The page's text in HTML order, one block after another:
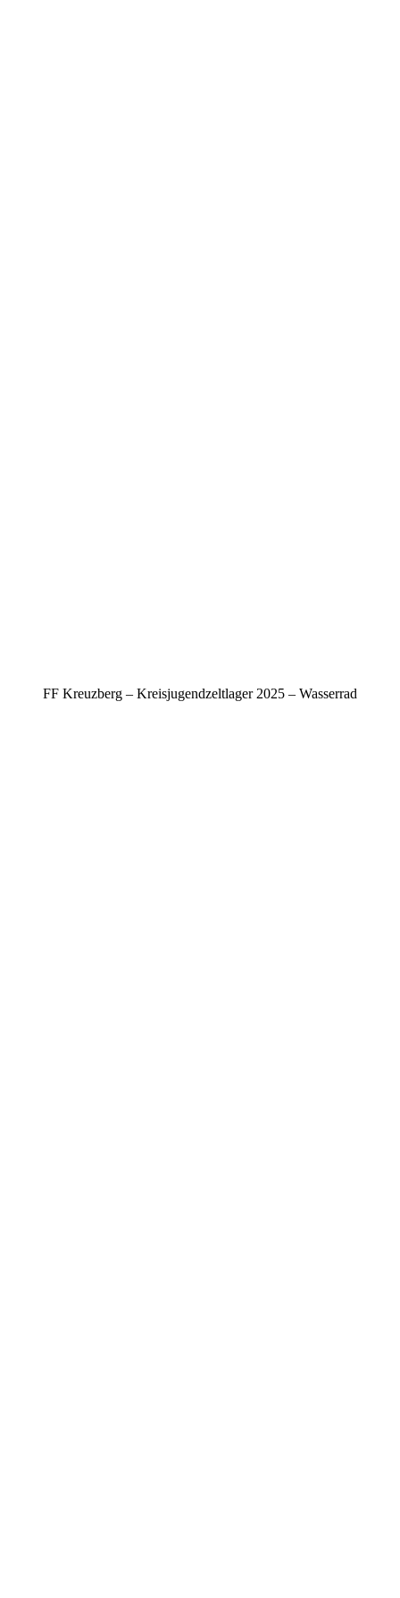
FF Kreuzberg – Kreisjugendzeltlager 2025 – Wasserrad